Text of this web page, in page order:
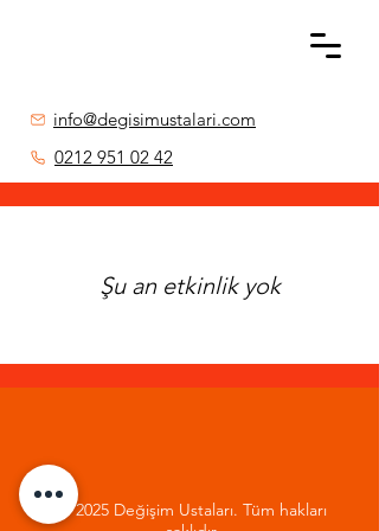
0212 951 02 42
info@degisimustalari.com
Şu an etkinlik yok
© 2025 Değişim Ustaları. Tüm hakları